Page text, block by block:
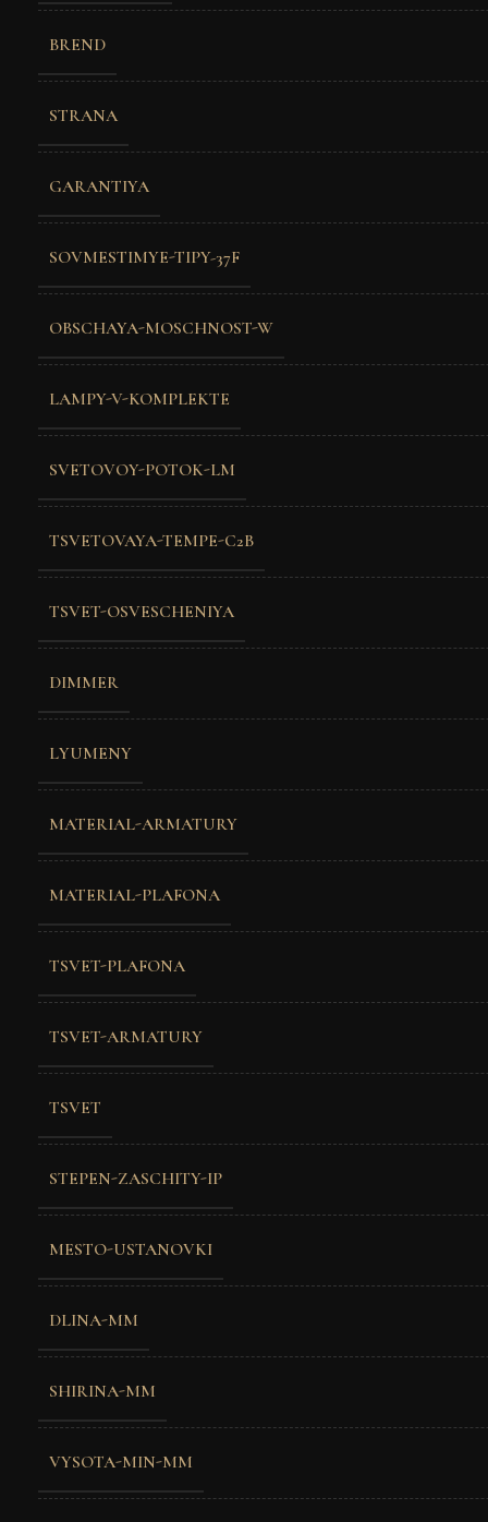
BREND
STRANA
GARANTIYA
SOVMESTIMYE-TIPY-37F
OBSCHAYA-MOSCHNOST-W
LAMPY-V-KOMPLEKTE
SVETOVOY-POTOK-LM
TSVETOVAYA-TEMPE-C2B
TSVET-OSVESCHENIYA
DIMMER
LYUMENY
MATERIAL-ARMATURY
MATERIAL-PLAFONA
TSVET-PLAFONA
TSVET-ARMATURY
TSVET
STEPEN-ZASCHITY-IP
MESTO-USTANOVKI
DLINA-MM
SHIRINA-MM
VYSOTA-MIN-MM